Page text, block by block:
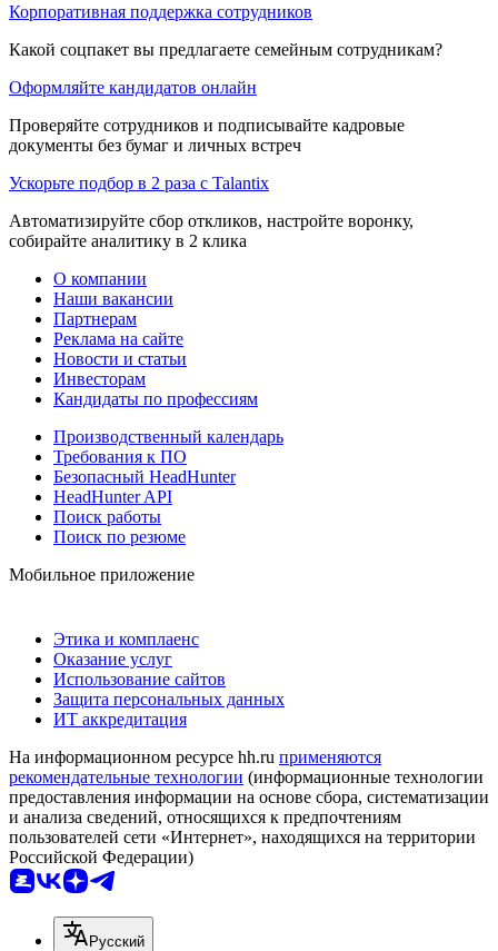
Корпоративная поддержка сотрудников
Какой соцпакет вы предлагаете семейным сотрудникам?
Оформляйте кандидатов онлайн
Проверяйте сотрудников и подписывайте кадровые
документы без бумаг и личных встреч
Ускорьте подбор в 2 раза с Talantix
Автоматизируйте сбор откликов, настройте воронку,
собирайте аналитику в 2 клика
О компании
Наши вакансии
Партнерам
Реклама на сайте
Новости и статьи
Инвесторам
Кандидаты по профессиям
Производственный календарь
Требования к ПО
Безопасный HeadHunter
HeadHunter API
Поиск работы
Поиск по резюме
Мобильное приложение
Этика и комплаенс
Оказание услуг
Использование сайтов
Защита персональных данных
ИТ аккредитация
На информационном ресурсе hh.ru применяются
рекомендательные технологии (информационные технологии
предоставления информации на основе сбора, систематизации
и анализа сведений, относящихся к предпочтениям
пользователей сети «Интернет», находящихся на территории
Российской Федерации)
Русский